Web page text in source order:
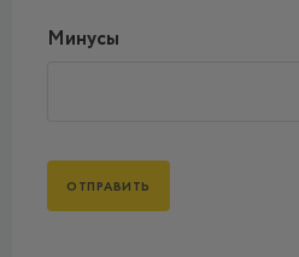
Минусы